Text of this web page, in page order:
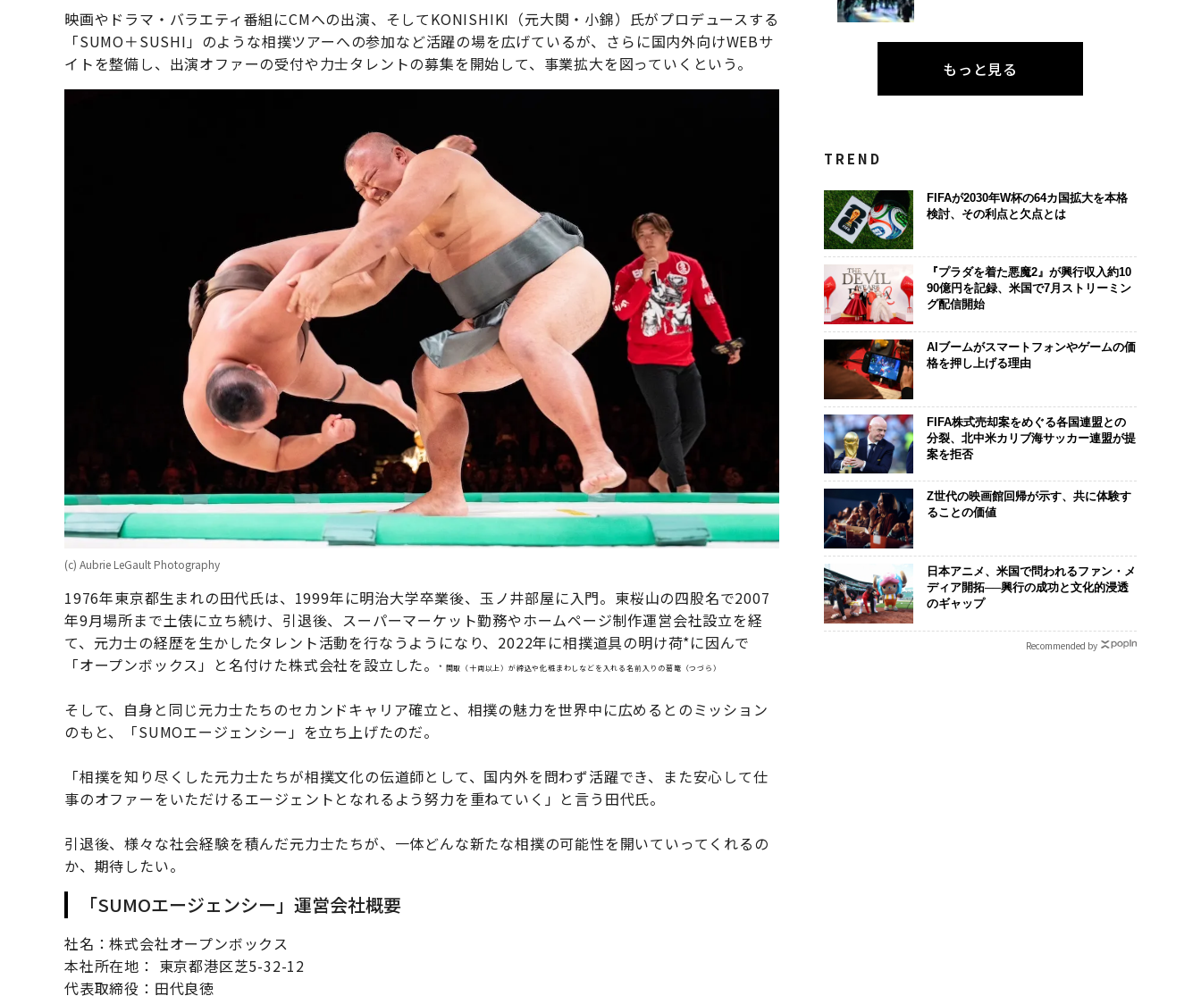
映画やドラマ・バラエティ番組にCMへの出演、そしてKONISHIKI（元大関・小錦）氏がプロデュースする
「SUMO＋SUSHI」のような相撲ツアーへの参加など活躍の場を広げているが、さらに国内外向けWEBサ
イトを整備し、出演オファーの受付や力士タレントの募集を開始して、事業拡大を図っていくという。
(c) Aubrie LeGault Photography
1976年東京都生まれの田代氏は、1999年に明治大学卒業後、玉ノ井部屋に入門。東桜山の四股名で2007
年9月場所まで土俵に立ち続け、引退後、スーパーマーケット勤務やホームページ制作運営会社設立を経
て、元力士の経歴を生かしたタレント活動を行なうようになり、2022年に相撲道具の明け荷*に因んで
「オープンボックス」と名付けた株式会社を設立した。
* 関取（十両以上）が締込や化粧まわしなどを入れる名前入りの葛篭（つづら）
そして、自身と同じ元力士たちのセカンドキャリア確立と、相撲の魅力を世界中に広めるとのミッション
のもと、「SUMOエージェンシー」を立ち上げたのだ。
「相撲を知り尽くした元力士たちが相撲文化の伝道師として、国内外を問わず活躍でき、また安心して仕
事のオファーをいただけるエージェントとなれるよう努力を重ねていく」と言う田代氏。
引退後、様々な社会経験を積んだ元力士たちが、一体どんな新たな相撲の可能性を開いていってくれるの
か、期待したい。
「SUMOエージェンシー」運営会社概要
社名：株式会社オープンボックス
本社所在地： 東京都港区芝5-32-12
代表取締役：田代良徳
もっと見る
TREND
FIFAが2030年W杯の64カ国拡大を本格
検討、その利点と欠点とは
『プラダを着た悪魔2』が興行収入約10
90億円を記録、米国で7月ストリーミン
グ配信開始
AIブームがスマートフォンやゲームの価
格を押し上げる理由
FIFA株式売却案をめぐる各国連盟との
分裂、北中米カリブ海サッカー連盟が提
案を拒否
Z世代の映画館回帰が示す、共に体験す
ることの価値
日本アニメ、米国で問われるファン・メ
ディア開拓──興行の成功と文化的浸透
のギャップ
Recommended by